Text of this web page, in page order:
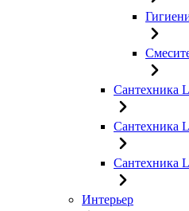
Сантехника
Сантехника
Сантехника
Интерьер